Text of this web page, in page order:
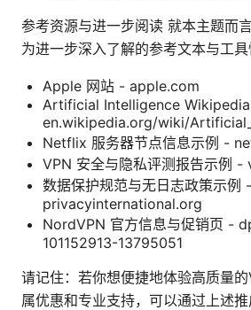
参考资源与进一步阅读 就本主题而
为进一步深入了解的参考文本与工具
Apple 网站 - apple.com
Artificial Intelligence
en.wikipedia.org/wiki/
Netflix 服务器节点信息示例 -
VPN 安全与隐私评测报告示例
数据保护规范与无日志政策示例 -
privacyinternational.org
NordVPN 官方信息与促销页 -
101152913-13795051
请记住：若你想便捷地体验高质量
属优惠和专业支持，可以通过上述